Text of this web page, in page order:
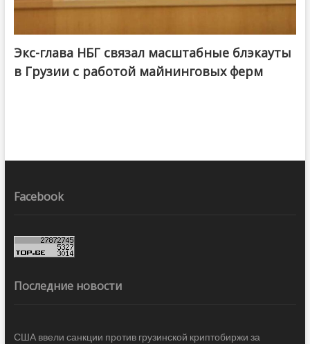
Экс-глава НБГ связал масштабные блэкауты
в Грузии с работой майнинговых ферм
Facebook
Последние новости
США ввели санкции против грузинской криптобиржи за